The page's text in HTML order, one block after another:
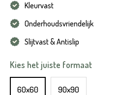
Kleurvast
Onderhoudsvriendelijk
Slijtvast & Antislip
Kies het juiste formaat
60x60 90x90